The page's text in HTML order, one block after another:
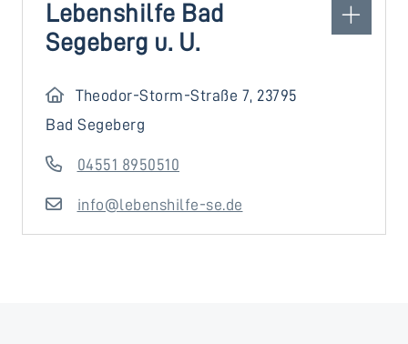
Lebenshilfe Bad
Segeberg u. U.
Theodor-Storm-Straße 7, 23795
Bad Segeberg
04551 8950510
info@lebenshilfe-se.de